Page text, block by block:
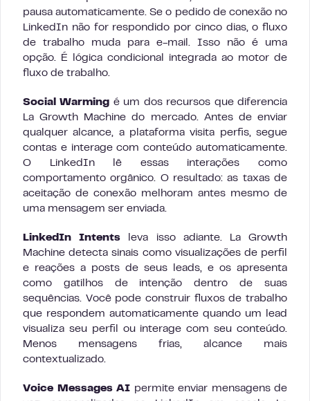
pausa automaticamente. Se o pedido de conexão no
LinkedIn não for respondido por cinco dias, o fluxo
de trabalho muda para e-mail. Isso não é uma
opção. É lógica condicional integrada ao motor de
fluxo de trabalho.
Social Warming é um dos recursos que diferencia
La Growth Machine do mercado. Antes de enviar
qualquer alcance, a plataforma visita perfis, segue
contas e interage com conteúdo automaticamente.
O LinkedIn lê essas interações como
comportamento orgânico. O resultado: as taxas de
aceitação de conexão melhoram antes mesmo de
uma mensagem ser enviada.
LinkedIn Intents leva isso adiante. La Growth
Machine detecta sinais como visualizações de perfil
e reações a posts de seus leads, e os apresenta
como gatilhos de intenção dentro de suas
sequências. Você pode construir fluxos de trabalho
que respondem automaticamente quando um lead
visualiza seu perfil ou interage com seu conteúdo.
Menos mensagens frias, alcance mais
contextualizado.
Voice Messages AI permite enviar mensagens de